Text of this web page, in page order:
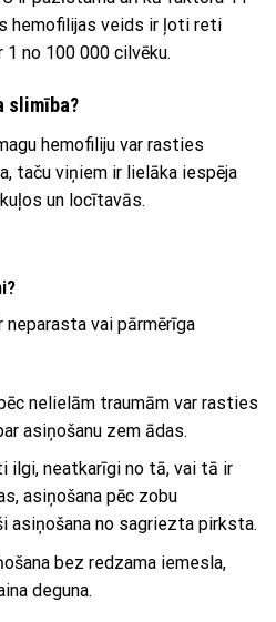
hemofilijas veids ir ļoti reti
no 100 000 cilvēku.
slimība?
hemofiliju var rasties
taču viņiem ir lielāka iespēja
un locītavās.
vai pārmērīga
nelielām traumām var rasties
asiņošanu zem ādas.
ilgi, neatkarīgi no tā, vai tā ir
asiņošana pēc zobu
asiņošana no sagriezta pirksta.
bez redzama iemesla,
deguna.